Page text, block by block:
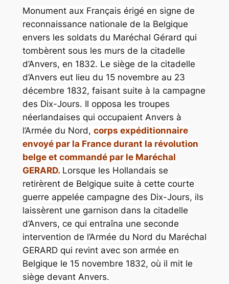
Monument aux Français érigé en signe de
reconnaissance nationale de la Belgique
envers les soldats du Maréchal Gérard qui
tombèrent sous les murs de la citadelle
d’Anvers, en 1832. Le siège de la citadelle
d’Anvers eut lieu du 15 novembre au 23
décembre 1832, faisant suite à la campagne
des Dix-Jours. Il opposa les troupes
néerlandaises qui occupaient Anvers à
l’Armée du Nord, corps expéditionnaire
envoyé par la France durant la révolution
belge et commandé par le Maréchal
GERARD. Lorsque les Hollandais se
retirèrent de Belgique suite à cette courte
guerre appelée campagne des Dix-Jours, ils
laissèrent une garnison dans la citadelle
d’Anvers, ce qui entraîna une seconde
intervention de l’Armée du Nord du Maréchal
GERARD qui revint avec son armée en
Belgique le 15 novembre 1832, où il mit le
siège devant Anvers.